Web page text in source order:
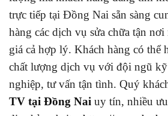
trực tiếp tại Đồng Nai sẵn sàng
hàng các dịch vụ sửa chữa tận
giá cả hợp lý. Khách hàng có thể
chất lượng dịch vụ với đội ngũ
nghiệp, tư vấn tận tình. Quý
TV tại Đồng Nai uy tín, nhiều